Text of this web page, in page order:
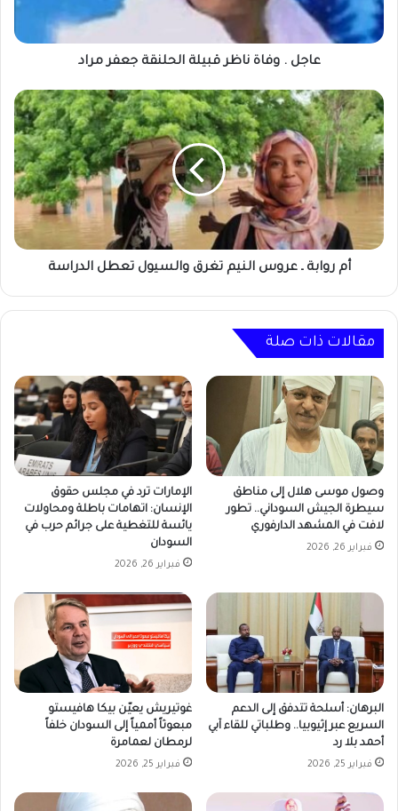
جعفر
مراد
عاجل . وفاة ناظر قبيلة الحلنقة جعفر مراد
أم
روابة
ـ
عروس
النيم
تغرق
والسيول
الدراسة
أم روابة ـ عروس النيم تغرق والسيول تعطل الدراسة
مقالات ذات صلة
وصول موسى هلال إلى مناطق
سيطرة الجيش السوداني.. تطور
لافت في المشهد الدارفوري
فبراير 26, 2026
الإمارات ترد في مجلس حقوق
الإنسان: اتهامات باطلة ومحاولات
يائسة للتغطية على جرائم حرب في
السودان
فبراير 26, 2026
البرهان: أسلحة تتدفق إلى الدعم
السريع عبر إثيوبيا.. وطلباتي للقاء آبي
أحمد بلا رد
فبراير 25, 2026
غوتيريش يعيّن بيكا هافيستو
مبعوثاً أممياً إلى السودان خلفاً
لرمطان لعمامرة
فبراير 25, 2026